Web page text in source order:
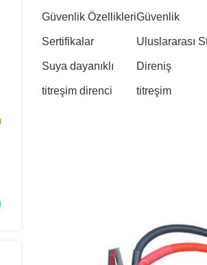
Güvenlik ÖzellikleriGüvenlik
Sertifikalar Uluslararası
Suya dayanıklı Direniş
titreşim direnci titreşim